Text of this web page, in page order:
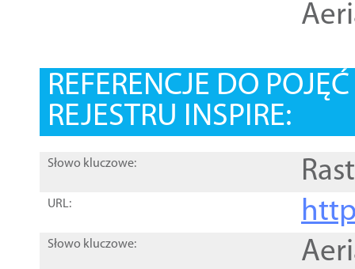
REFERENCJE DO
REJESTRU INSPIRE:
Słowo kluczowe:
URL:
Słowo kluczowe: